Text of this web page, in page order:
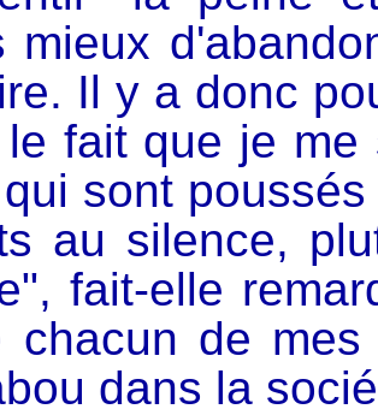
mieux
Il y a donc
fait que je
sont
au silence,
fait-elle
chacun de
dans la